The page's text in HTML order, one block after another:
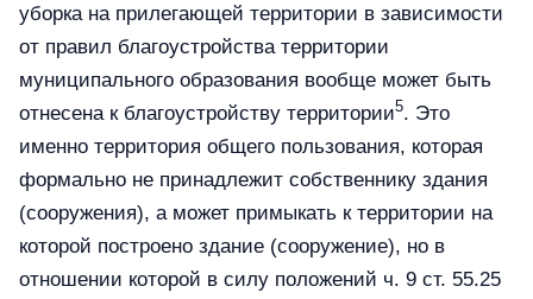
уборка на прилегающей территории в зависимости
от правил благоустройства территории
муниципального образования вообще может быть
отнесена к благоустройству территории5. Это
именно территория общего пользования, которая
формально не принадлежит собственнику здания
(сооружения), а может примыкать к территории на
которой построено здание (сооружение), но в
отношении которой в силу положений ч. 9 ст. 55.25